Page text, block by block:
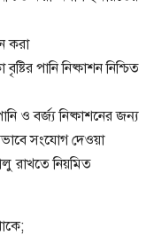
করা
পানি নিষ্কাশন নিশ্চিত
ও বর্জ্য নিষ্কাশনের জন্য
সংযোগ দেওয়া
রাখতে নিয়মিত